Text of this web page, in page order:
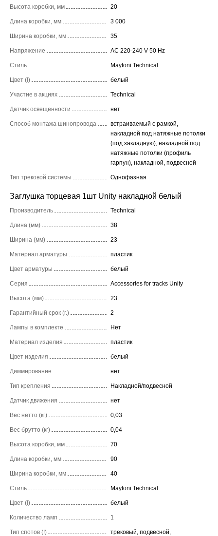
Высота коробки, мм 20
Длина коробки, мм 3 000
Ширина коробки, мм 35
Напряжение AC 220-240 V 50 Hz
Стиль Maytoni Technical
Цвет (!) белый
Участие в акциях Technical
Датчик освещенности нет
Способ монтажа шинопровода
встраиваемый с рамкой,
накладной под натяжные потолки
(под закладную), накладной под
натяжные потолки (профиль
гарпун), накладной, подвесной
Тип трековой системы Однофазная
Заглушка торцевая 1шт Unity накладной белый
Производитель Technical
Длина (мм) 38
Ширина (мм) 23
Материал арматуры пластик
Цвет арматуры белый
Серия Accessories for tracks Unity
Высота (мм) 23
Гарантийный срок (г.) 2
Лампы в комплекте Нет
Материал изделия пластик
Цвет изделия белый
Диммирование нет
Тип крепления Накладной/подвесной
Датчик движения нет
Вес нетто (кг) 0,03
Вес брутто (кг) 0,04
Высота коробки, мм 70
Длина коробки, мм 90
Ширина коробки, мм 40
Стиль Maytoni Technical
Цвет (!) белый
Количество ламп 1
Тип спотов (!)
трековый, подвесной,